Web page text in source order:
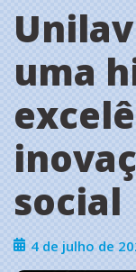
uma
social
4 de julho de